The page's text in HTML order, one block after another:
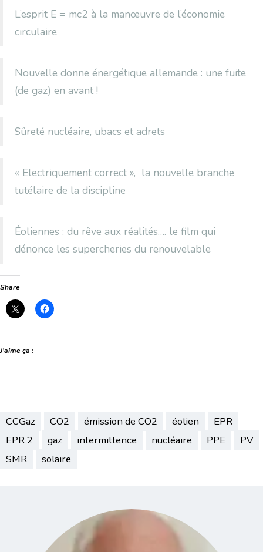
L’esprit E = mc2 à la manœuvre de l’économie
circulaire
Nouvelle donne énergétique allemande : une fuite
(de gaz) en avant !
Sûreté nucléaire, ubacs et adrets
« Electriquement correct », la nouvelle branche
tutélaire de la discipline
Éoliennes : du rêve aux réalités…. le film qui
dénonce les supercheries du renouvelable
Share
J’aime ça :
CCGaz CO2 émission de CO2 éolien
EPR
EPR 2
gaz intermittence nucléaire PPE
PV
SMR
solaire